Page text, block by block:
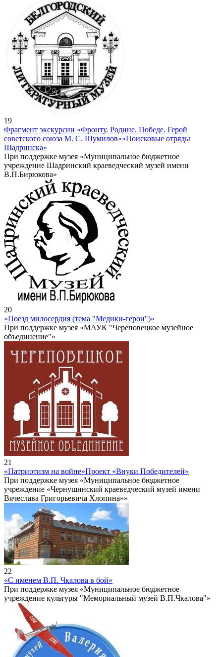
19
Фрагмент экскурсии «Фронту. Родине. Победе. Герой
советского союза М. С. Шумилов»«Поисковые отряды
Шадринска»
При поддержке музея «Муниципальное бюджетное
учреждение Шадринский краеведческий музей имени
В.П.Бирюкова»
20
«Поезд милосердия (тема "Медики-герои")»
При поддержке музея «МАУК "Череповецкое музейное
объединение"»
21
«Патриотизм на войне»Проект «Внуки Победителей»
При поддержке музея «Муниципальное бюджетное
учреждение «Чернушинский краеведческий музей имени
Вячеслава Григорьевича Хлопина»»
22
«С именем В.П. Чкалова в бой»
При поддержке музея «Муниципальное бюджетное
учреждение культуры "Мемориальный музей В.П.Чкалова"»